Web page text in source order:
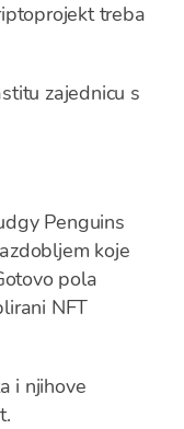
treba
zajednicu s
Penguins
koje
pola
NFT
i njihove